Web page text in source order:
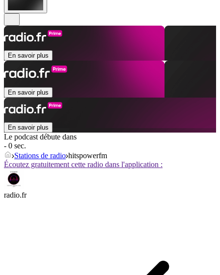
En savoir plus
En savoir plus
En savoir plus
Le podcast débute dans
- 0 sec.
Stations de radio hitspowerfm
Écoutez gratuitement cette radio dans l'application :
radio.fr